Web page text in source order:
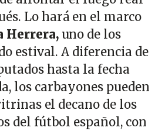
Lo hará en el marco
Herrera, uno de los
estival. A diferencia de
hasta la fecha
los carbayones pueden
el decano de los
del fútbol español, con